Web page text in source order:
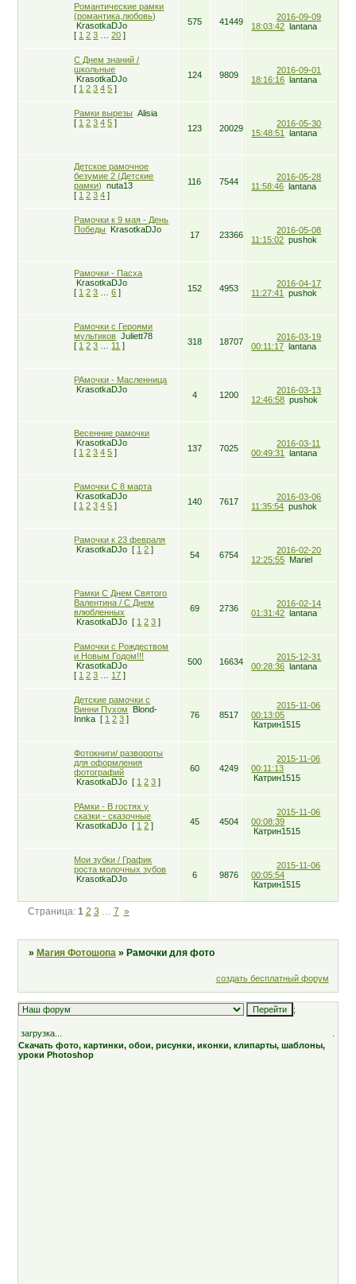
Романтические рамки
(романтика,любовь)
KrasotkaDJo
[ 1 2 3 20 ]
575 41449
2016-09-09
18:03:42 lantana
С Днем знаний /
школьные
KrasotkaDJo
[ 1 2 3 4 5 ]
124 9809
2016-09-01
18:16:16 lantana
Рамки вырезы Alisia
[ 1 2 3 4 5 ]
123 20029
2016-05-30
15:48:51
lantana
Детское рамочное
безумие 2 (Детские
рамки)
nuta13
[ 1 2 3 4 ]
116 7544
2016-05-28
11:58:46 lantana
Рамочки к 9 мая - День
Победы KrasotkaDJo
17 23366
2016-05-08
11:15:02 pushok
Рамочки - Пасха
KrasotkaDJo
[ 1 2 3 6 ] 152 4953
2016-04-17
11:27:41
pushok
Рамочки с Героями
мультиков Juliett78
[ 1 2 3 11 ] 318 18707
2016-03-19
00:11:17 lantana
РАмочки - Масленница
KrasotkaDJo
4 1200
2016-03-13
12:46:58 pushok
Весенние рамочки
KrasotkaDJo
[ 1 2 3 4 5 ] 137 7025
2016-03-11
00:49:31
lantana
Рамочки С 8 марта
KrasotkaDJo
[ 1 2 3 4 5 ] 140 7617
2016-03-06
11:35:54 pushok
Рамочки к 23 февраля
KrasotkaDJo [ 1 2 ]
54 6754
2016-02-20
12:25:55 Mariel
Рамки С Днем Святого
Валентина / С Днем
влюбленных
KrasotkaDJo [ 1 2 3 ]
69 2736
2016-02-14
01:31:42 lantana
Рамочки с Рождеством
и Новым Годом!!!
KrasotkaDJo
[ 1 2 3 17 ]
500 16634
2015-12-31
00:28:36 lantana
Детские рамочки с
Винни Пухом
Blond-
Innka [ 1 2 3 ] 76 8517
2015-11-06
00:13:05
Катрин1515
Фотокниги/ развороты
для оформления
фотографий
KrasotkaDJo [ 1 2 3 ]
60 4249
2015-11-06
00:11:13
Катрин1515
РАмки - В гостях у
сказки - сказочные
KrasotkaDJo [ 1 2 ] 45 4504
2015-11-06
00:08:39
Катрин1515
Мои зубки / График
роста молочных зубов
KrasotkaDJo
6 9876
2015-11-06
00:05:54
Катрин1515
Страница: 1 2 3 7 »
» Магия Фотошопа » Рамочки для фото
создать бесплатный форум
;
загрузка...
Скачать фото, картинки, обои, рисунки, иконки, клипарты, шаблоны,
уроки Photoshop